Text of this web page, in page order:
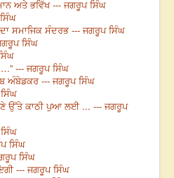
ਅਤੇ ਭਵਿੱਖ --- ਜਗਰੂਪ ਸਿੰਘ
ਸਮਾਜਿਕ ਸੰਦਰਭ --- ਜਗਰੂਪ ਸਿੰਘ
ਸਿੰਘ
…” --- ਜਗਰੂਪ ਸਿੰਘ
ਅੰਬੇਡਕਰ --- ਜਗਰੂਪ ਸਿੰਘ
ਉੱਤੇ ਕਾਠੀ ਪੁਆ ਲਈ ... --- ਜਗਰੂਪ
ਸਿੰਘ
ਸਿੰਘ
--- ਜਗਰੂਪ ਸਿੰਘ